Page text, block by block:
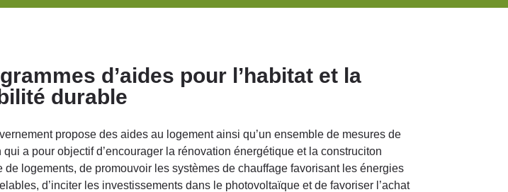
d’aides pour l’habitat et la
durable
propose des aides au logement ainsi qu’un ensemble de mesures de
qui a pour objectif d’encourager la rénovation énergétique et la construciton
de logements, de promouvoir les systèmes de chauffage favorisant les énergies
d’inciter les investissements dans le photovoltaïque et de favoriser l’achat